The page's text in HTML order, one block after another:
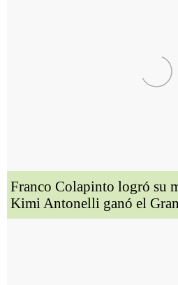
Franco Colapinto logró su
Kimi Antonelli ganó el